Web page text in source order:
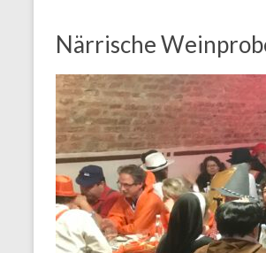
Närrische